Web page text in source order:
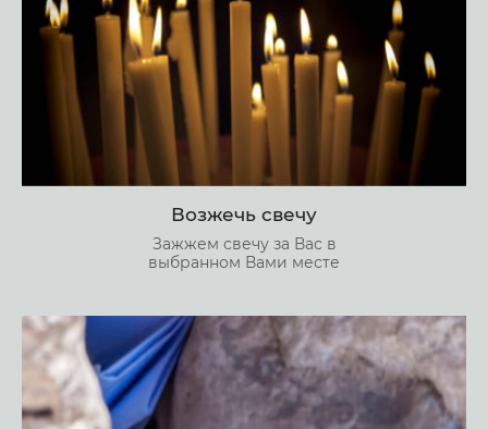
Возжечь свечу
Зажжем свечу за Вас в
выбранном Вами месте